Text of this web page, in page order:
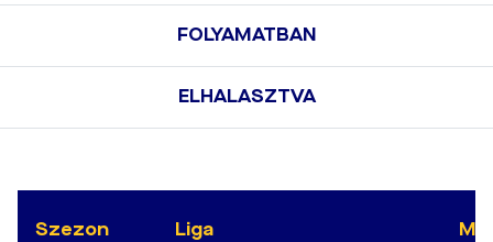
FOLYAMATBAN
ELHALASZTVA
Szezon Liga